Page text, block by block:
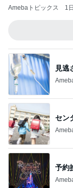
Amebaトピックス 1
見逃
セン
予約